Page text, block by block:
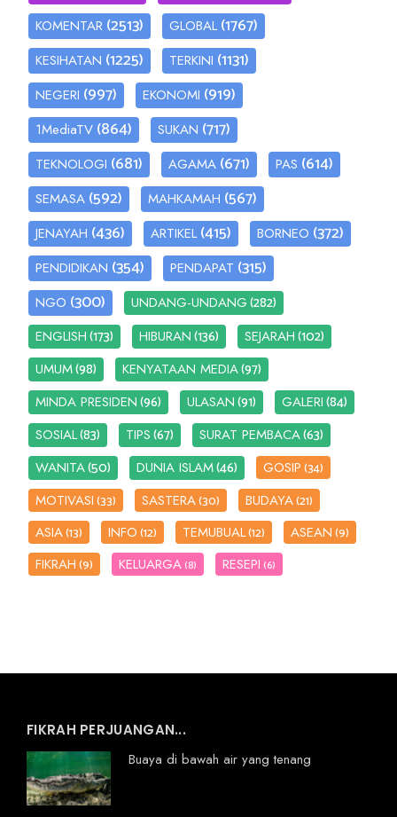
KOMENTAR (2513) GLOBAL (1767)
KESIHATAN (1225) TERKINI (1131)
NEGERI (997) EKONOMI (919)
1MediaTV (864) SUKAN (717)
TEKNOLOGI (681) AGAMA (671) PAS (614)
SEMASA (592) MAHKAMAH (567)
JENAYAH (436) ARTIKEL (415) BORNEO (372)
PENDIDIKAN (354) PENDAPAT (315)
NGO (300) UNDANG-UNDANG(282)
ENGLISH(173) HIBURAN(136) SEJARAH(102)
UMUM(98) KENYATAAN MEDIA(97)
MINDA PRESIDEN(96) ULASAN(91) GALERI(84)
SOSIAL(83) TIPS(67) SURAT PEMBACA(63)
WANITA(50) DUNIA ISLAM(46) GOSIP(34)
MOTIVASI(33) SASTERA(30) BUDAYA(21)
ASIA(13) INFO(12) TEMUBUAL(12) ASEAN(9)
FIKRAH(9) KELUARGA (8) RESEPI (6)
FIKRAH PERJUANGAN...
Buaya di bawah air yang tenang